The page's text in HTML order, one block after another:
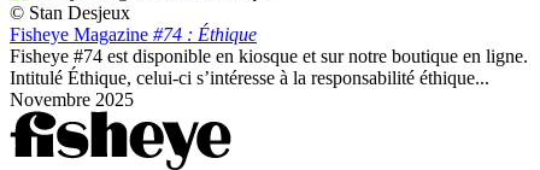
© Stan Desjeux
Fisheye Magazine #74 : Éthique
Fisheye #74 est disponible en kiosque et sur notre boutique en ligne.
Intitulé Éthique, celui-ci s’intéresse à la responsabilité éthique...
Novembre 2025